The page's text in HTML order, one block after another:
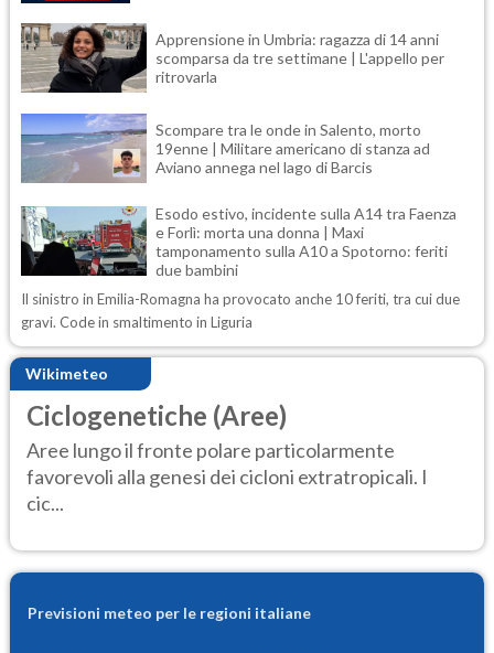
Apprensione in Umbria: ragazza di 14 anni
scomparsa da tre settimane | L'appello per
ritrovarla
Scompare tra le onde in Salento, morto
19enne | Militare americano di stanza ad
Aviano annega nel lago di Barcis
Esodo estivo, incidente sulla A14 tra Faenza
e Forlì: morta una donna | Maxi
tamponamento sulla A10 a Spotorno: feriti
due bambini
Il sinistro in Emilia-Romagna ha provocato anche 10 feriti, tra cui due
gravi. Code in smaltimento in Liguria
Wikimeteo
Ciclogenetiche (Aree)
Aree lungo il fronte polare particolarmente
favorevoli alla genesi dei cicloni extratropicali. I
cic...
Previsioni meteo per le regioni italiane